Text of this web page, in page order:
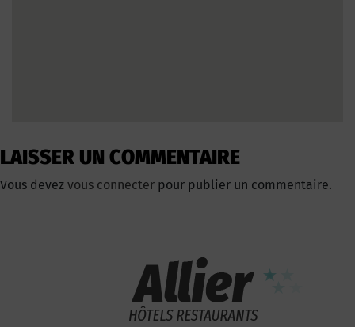
LAISSER UN COMMENTAIRE
Vous devez vous connecter pour publier un commentaire.